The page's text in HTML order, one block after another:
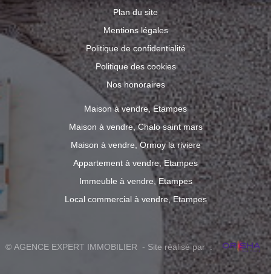
Plan du site
Mentions légales
Politique de confidentialité
Politique des cookies
Nos honoraires
Maison à vendre, Etampes
Maison à vendre, Chalo saint mars
Maison à vendre, Ormoy la riviere
Appartement à vendre, Etampes
Immeuble à vendre, Etampes
Local commercial à vendre, Etampes
© AGENCE EXPERT IMMOBILIER - Site réalisé par :